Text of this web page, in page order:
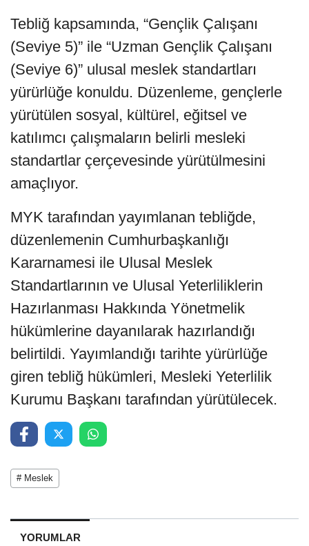
Tebliğ kapsamında, “Gençlik Çalışanı
(Seviye 5)” ile “Uzman Gençlik Çalışanı
(Seviye 6)” ulusal meslek standartları
yürürlüğe konuldu. Düzenleme, gençlerle
yürütülen sosyal, kültürel, eğitsel ve
katılımcı çalışmaların belirli mesleki
standartlar çerçevesinde yürütülmesini
amaçlıyor.
MYK tarafından yayımlanan tebliğde,
düzenlemenin Cumhurbaşkanlığı
Kararnamesi ile Ulusal Meslek
Standartlarının ve Ulusal Yeterliliklerin
Hazırlanması Hakkında Yönetmelik
hükümlerine dayanılarak hazırlandığı
belirtildi. Yayımlandığı tarihte yürürlüğe
giren tebliğ hükümleri, Mesleki Yeterlilik
Kurumu Başkanı tarafından yürütülecek.
# Meslek
YORUMLAR